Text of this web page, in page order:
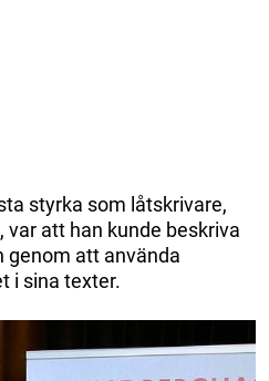
styrka som låtskrivare,
var att han kunde beskriva
genom att använda
i sina texter.